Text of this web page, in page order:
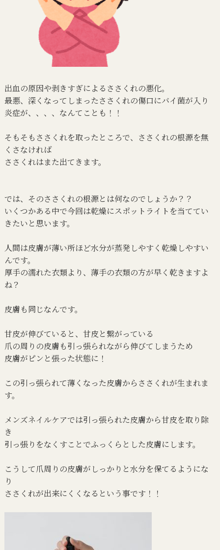
出血の原因や剥きすぎによるささくれの悪化。
最悪、深くなってしまったささくれの傷口にバイ菌が入り
炎症が、、、、なんてことも！！
そもそもささくれを取ったところで、ささくれの根源を無
くさなければ
ささくれはまた出てきます。
では、そのささくれの根源とは何なのでしょうか？？
いくつかある中で今回は乾燥にスポットライトを当ててい
きたいと思います。
人間は皮膚が薄い所ほど水分が蒸発しやすく乾燥しやすい
んです。
厚手の濡れた衣類より、薄手の衣類の方が早く乾きますよ
ね？
皮膚も同じなんです。
甘皮が伸びていると、甘皮と繋がっている
爪の周りの皮膚も引っ張られながら伸びてしまうため
皮膚がピンと張った状態に！
この引っ張られて薄くなった皮膚からささくれが生まれま
す。
メンズネイルケアでは引っ張られた皮膚から甘皮を取り除
き
引っ張りをなくすことでふっくらとした皮膚にします。
こうして爪周りの皮膚がしっかりと水分を保てるようにな
り
ささくれが出来にくくなるという事です！！